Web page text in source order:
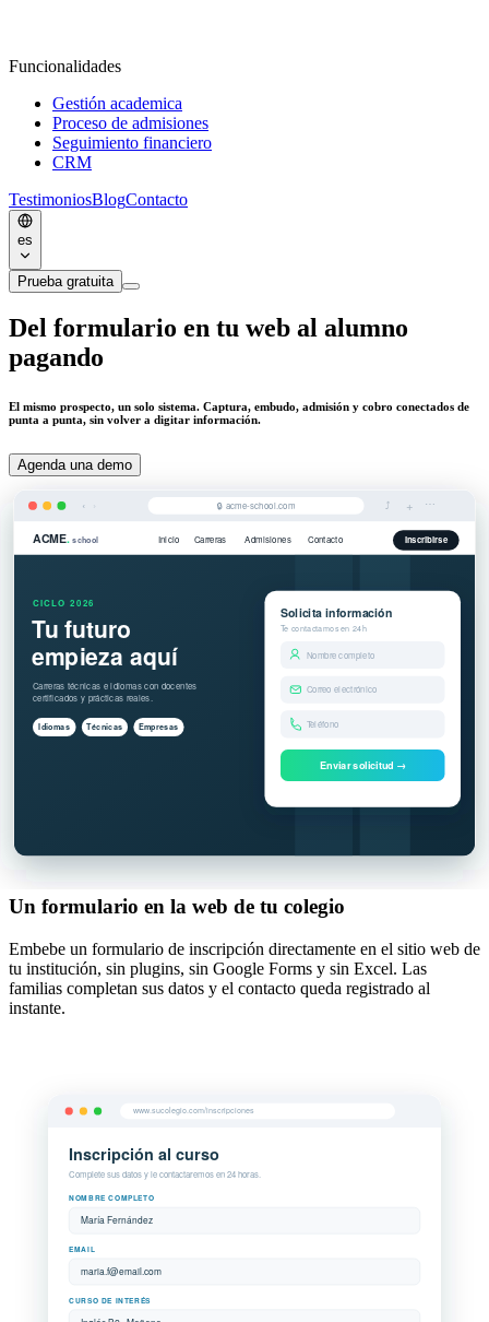
Funcionalidades
Gestión academica
Proceso de admisiones
Seguimiento financiero
CRM
TestimoniosBlogContacto
es
Prueba gratuita
Del formulario en tu web al alumno
pagando
El mismo prospecto, un solo sistema. Captura, embudo, admisión y cobro conectados de
punta a punta, sin volver a digitar información.
Agenda una demo
Un formulario en la web de tu colegio
Embebe un formulario de inscripción directamente en el sitio web de
tu institución, sin plugins, sin Google Forms y sin Excel. Las
familias completan sus datos y el contacto queda registrado al
instante.